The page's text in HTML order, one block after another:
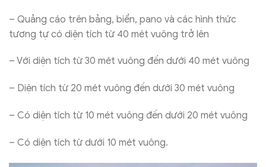
– Quảng cáo trên bảng, biển, pano và các hình thức
tương tự có diện tích từ 40 mét vuông trở lên
– Với diện tích từ 30 mét vuông đến dưới 40 mét vuông
– Diện tích từ 20 mét vuông đến dưới 30 mét vuông
– Có diện tích từ 10 mét vuông đến dưới 20 mét vuông
– Có diện tích từ dưới 10 mét vuông.